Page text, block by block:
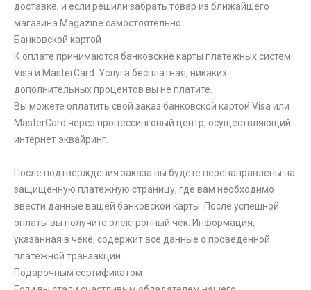
доставке, и если решили забрать товар из ближайшего
магазина Magazine самоcтоятельно.
Банковской картой
К оплате принимаются банковские карты платежных систем
Visa и MasterCard. Услуга бесплатная, никаких
дополнительных процентов вы не платите.
Вы можете оплатить свой заказ банковской картой Visa или
MasterCard через процессинговый центр, осуществляющий
интернет эквайринг.
После подтверждения заказа вы будете перенаправлены на
защищенную платежную страницу, где вам необходимо
ввести данные вашей банковской карты. После успешной
оплаты вы получите электронный чек. Информация,
указанная в чеке, содержит все данные о проведенной
платежной транзакции.
Подарочным сертификатом